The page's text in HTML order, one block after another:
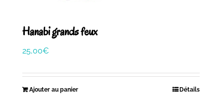
Hanabi grands feux
25,00€
Ajouter au panier Détails